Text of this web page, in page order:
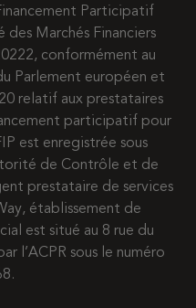
Participatif
des Marchés Financiers
conformément au
Parlement européen et
relatif aux prestataires
participatif pour
est enregistrée sous
de Contrôle et de
prestataire de services
établissement de
est situé au 8 rue du
l’ACPR sous le numéro